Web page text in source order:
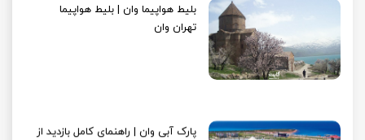
بلیط هواپیما وان | بلیط هواپیما
تهران وان
پارک آبی وان | راهنمای کامل بازدید از